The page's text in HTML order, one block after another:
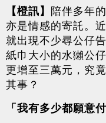
【橙訊】 陪伴多年
亦是情感的寄託。
就出現不少尋公仔
紙巾大小的水獺公
更增至三萬元，究
其事？
「我有多少都願意